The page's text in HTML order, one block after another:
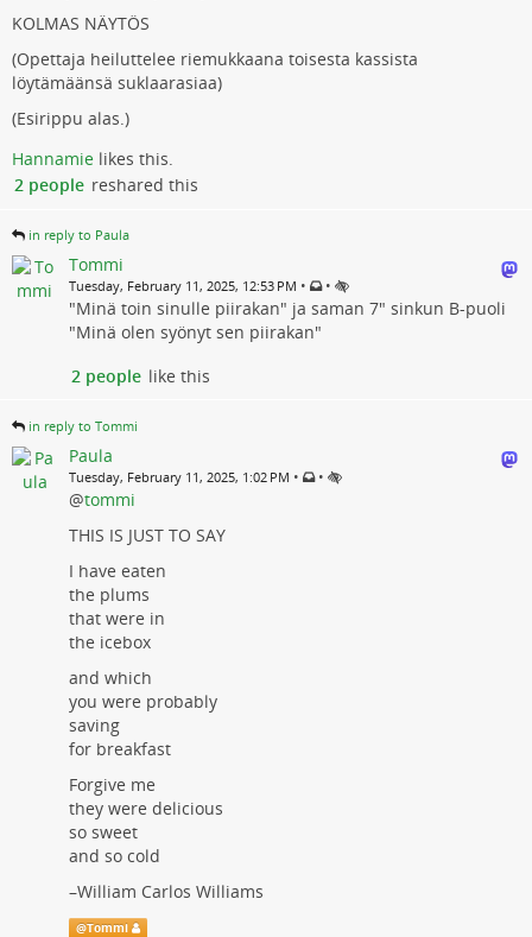
KOLMAS NÄYTÖS
(Opettaja heiluttelee riemukkaana toisesta kassista
löytämäänsä suklaarasiaa)
(Esirippu alas.)
Hannamie likes this.
2 people reshared this
in reply to Paula
Tommi
Tuesday, February 11, 2025, 12:53 PM • •
"Minä toin sinulle piirakan" ja saman 7" sinkun B-puoli
"Minä olen syönyt sen piirakan"
2 people like this
in reply to Tommi
Paula
Tuesday, February 11, 2025, 1:02 PM • •
@tommi
THIS IS JUST TO SAY
I have eaten
the plums
that were in
the icebox
and which
you were probably
saving
for breakfast
Forgive me
they were delicious
so sweet
and so cold
–William Carlos Williams
@Tommi